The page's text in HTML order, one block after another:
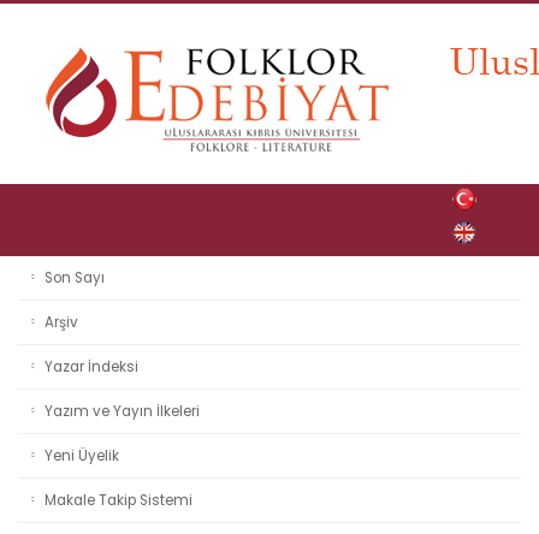
Son Sayı
Arşiv
Yazar İndeksi
Yazım ve Yayın İlkeleri
Yeni Üyelik
Makale Takip Sistemi